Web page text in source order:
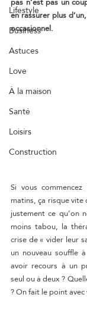
Lifestyle
Business
Astuces
Love
À la maison
Santé
Loisirs
Construction
en rassurer plus
occasionnel.
Si vous
matins, ça risque vite
justement ce qu’on
moins tabou, la
crise de « vider leur
un nouveau souffle
avoir recours à un
seul ou à deux ?
? On fait le point avec